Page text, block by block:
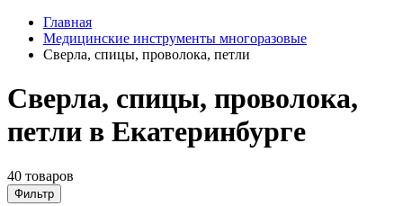
Главная
Медицинские инструменты многоразовые
Сверла, спицы, проволока, петли
Сверла, спицы, проволока,
петли в Екатеринбурге
40 товаров
Фильтр